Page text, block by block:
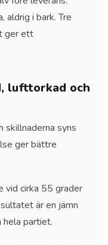
aldrig i bark. Tre
ger ett
lufttorkad och
skillnaderna syns
ger bättre
vid cirka 55 grader
är en jämn
hela partiet.